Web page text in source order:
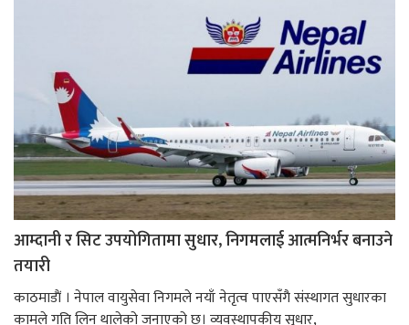
आम्दानी र सिट उपयोगितामा सुधार, निगमलाई आत्मनिर्भर बनाउने
तयारी
काठमाडाैं । नेपाल वायुसेवा निगमले नयाँ नेतृत्व पाएसँगै संस्थागत सुधारका
कामले गति लिन थालेको जनाएको छ। व्यवस्थापकीय सुधार,